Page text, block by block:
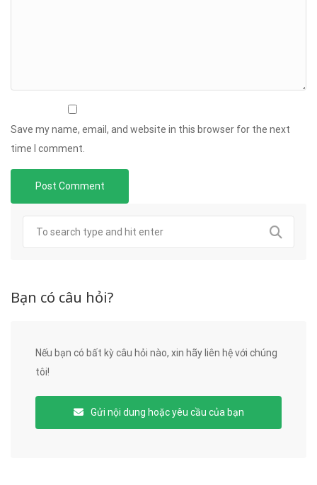
Save my name, email, and website in this browser for the next
time I comment.
Bạn có câu hỏi?
Nếu bạn có bất kỳ câu hỏi nào, xin hãy liên hệ với chúng
tôi!
Gửi nội dung hoặc yêu cầu của bạn